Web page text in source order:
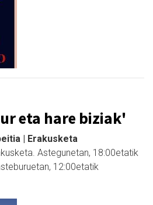
eta hare biziak'
| Erakusketa
Astegunetan, 18:00etatik
12:00etatik